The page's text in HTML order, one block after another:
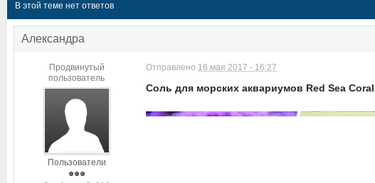
В этой теме нет ответов
Александра
Продвинутый
пользователь
Пользователи
Отправлено 16 мая 2017 - 16:27
Соль для морских аквариумов Red Sea